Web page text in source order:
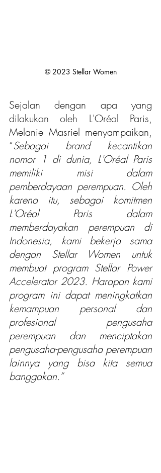
© 2023 Stellar Women
Sejalan dengan apa yang
dilakukan oleh L'Oréal Paris,
Melanie Masriel menyampaikan,
“Sebagai brand kecantikan
nomor 1 di dunia, L'Oréal Paris
memiliki misi dalam
pemberdayaan perempuan. Oleh
karena itu, sebagai komitmen
L'Oréal Paris dalam
memberdayakan perempuan di
Indonesia, kami bekerja sama
dengan Stellar Women untuk
membuat program Stellar Power
Accelerator 2023. Harapan kami
program ini dapat meningkatkan
kemampuan personal dan
profesional pengusaha
perempuan dan menciptakan
pengusaha-pengusaha perempuan
lainnya yang bisa kita semua
banggakan.”